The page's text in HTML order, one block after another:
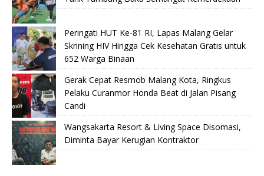
Peringati HUT Ke-81 RI, Lapas Malang Gelar
Skrining HIV Hingga Cek Kesehatan Gratis untuk
652 Warga Binaan
Gerak Cepat Resmob Malang Kota, Ringkus
Pelaku Curanmor Honda Beat di Jalan Pisang
Candi
Wangsakarta Resort & Living Space Disomasi,
Diminta Bayar Kerugian Kontraktor